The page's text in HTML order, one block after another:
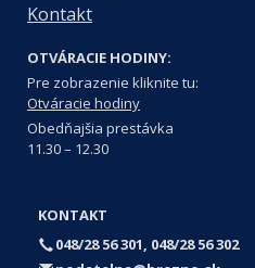
Kontakt
OTVÁRACIE HODINY:
Pre zobrazenie kliknite tu:
Otváracie hodiny
Obedňajšia prestávka
11.30 – 12.30
KONTAKT
048/28 56 301, 048/28 56 302